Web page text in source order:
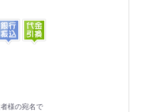
様の宛名で